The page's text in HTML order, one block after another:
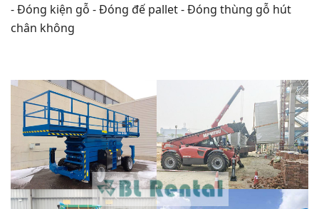
- Đóng kiện gỗ - Đóng đế pallet - Đóng thùng gỗ hút
chân không